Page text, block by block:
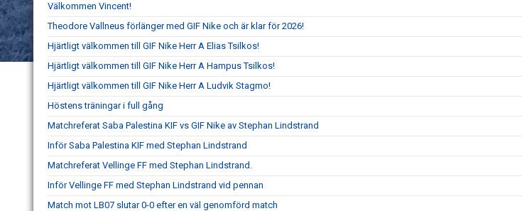
Välkommen Vincent!
Theodore Vallneus förlänger med GIF Nike och är klar för 2026!
Hjärtligt välkommen till GIF Nike Herr A Elias Tsilkos!
Hjärtligt välkommen till GIF Nike Herr A Hampus Tsilkos!
Hjärtligt välkommen till GIF Nike Herr A Ludvik Stagmo!
Höstens träningar i full gång
Matchreferat Saba Palestina KIF vs GIF Nike av Stephan Lindstrand
Inför Saba Palestina KIF med Stephan Lindstrand
Matchreferat Vellinge FF med Stephan Lindstrand.
Inför Vellinge FF med Stephan Lindstrand vid pennan
Match mot LB07 slutar 0-0 efter en väl genomförd match